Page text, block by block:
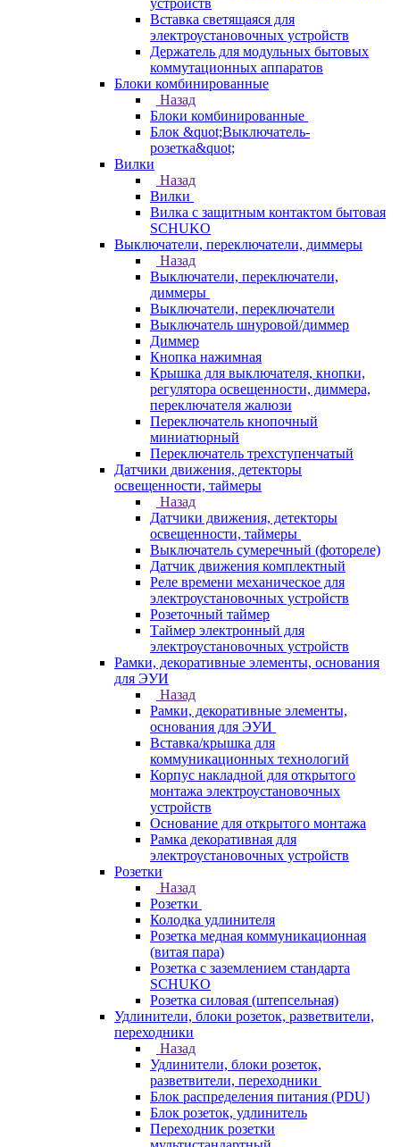
устройств
Вставка светящаяся для
электроустановочных устройств
Держатель для модульных бытовых
коммутационных аппаратов
Блоки комбинированные
Назад
Блоки комбинированные
Блок &quot;Выключатель-
розетка&quot;
Вилки
Назад
Вилки
Вилка с защитным контактом бытовая
SCHUKO
Выключатели, переключатели, диммеры
Назад
Выключатели, переключатели,
диммеры
Выключатели, переключатели
Выключатель шнуровой/диммер
Диммер
Кнопка нажимная
Крышка для выключателя, кнопки,
регулятора освещенности, диммера,
переключателя жалюзи
Переключатель кнопочный
миниатюрный
Переключатель трехступенчатый
Датчики движения, детекторы
освещенности, таймеры
Назад
Датчики движения, детекторы
освещенности, таймеры
Выключатель сумеречный (фотореле)
Датчик движения комплектный
Реле времени механическое для
электроустановочных устройств
Розеточный таймер
Таймер электронный для
электроустановочных устройств
Рамки, декоративные элементы, основания
для ЭУИ
Назад
Рамки, декоративные элементы,
основания для ЭУИ
Вставка/крышка для
коммуникационных технологий
Корпус накладной для открытого
монтажа электроустановочных
устройств
Основание для открытого монтажа
Рамка декоративная для
электроустановочных устройств
Розетки
Назад
Розетки
Колодка удлинителя
Розетка медная коммуникационная
(витая пара)
Розетка с заземлением стандарта
SCHUKO
Розетка силовая (штепсельная)
Удлинители, блоки розеток, разветвители,
переходники
Назад
Удлинители, блоки розеток,
разветвители, переходники
Блок распределения питания (PDU)
Блок розеток, удлинитель
Переходник розетки